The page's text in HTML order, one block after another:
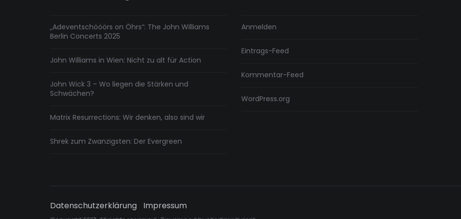
„Adeventschööörs on Öhrs“: The John Williams
Berlin Concerts 2025
John Williams in Wien: Nicht zu alt für Action
John Wick 3 – Wo liegen die Stärken und
Schwächen?
Matrix Resurrections: Wir denken, also sind wir
Shrek zum Zwanzigsten: Der Evergreen
Anmelden
Eintrags-Feed
Kommentar-Feed
WordPress.org
Datenschutzerklärung Impressum